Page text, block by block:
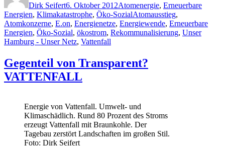
Dirk Seifert6. Oktober 2012Atomenergie, Erneuerbare
Energien, Klimakatastrophe, Öko-SozialSchlagwörter
Atomausstieg,
Atomkonzerne, E.on, Energienetze, Energiewende, Erneuerbare
Energien, Öko-Sozial, ökostrom, Rekommunalisierung, Unser
Hamburg - Unser Netz, Vattenfall
Gegenteil von Transparent?
VATTENFALL
Energie von Vattenfall. Umwelt- und
Klimaschädlich. Rund 80 Prozent des Stroms
erzeugt Vattenfall mit Braunkohle. Der
Tagebau zerstört Landschaften im großen Stil.
Foto: Dirk Seifert